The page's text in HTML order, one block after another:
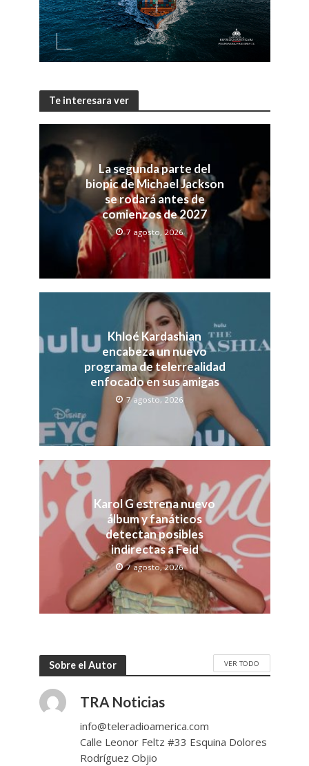
Te interesara ver
La segunda parte del
biopic de Michael Jackson
se rodará antes de
comienzos de 2027
7 agosto, 2026
Khloé Kardashian
encabeza un nuevo
programa de telerrealidad
enfocado en sus amigas
7 agosto, 2026
Karol G estrena nuevo
álbum y fanáticos
detectan posibles
indirectas a Feid
7 agosto, 2026
Sobre el Autor VER TODO
TRA Noticias
info@teleradioamerica.com
Calle Leonor Feltz #33 Esquina Dolores
Rodríguez Objio